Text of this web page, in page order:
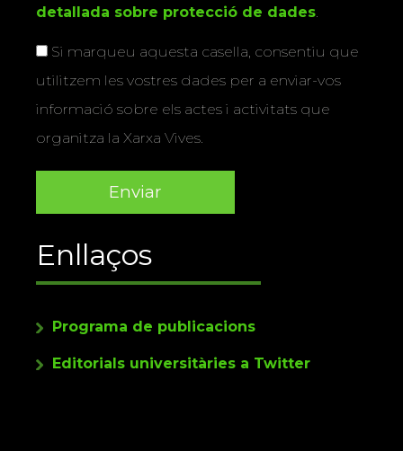
detallada sobre protecció de dades.
Si marqueu aquesta casella, consentiu que
utilitzem les vostres dades per a enviar-vos
informació sobre els actes i activitats que
organitza la Xarxa Vives.
Enllaços
Programa de publicacions
Editorials universitàries a Twitter